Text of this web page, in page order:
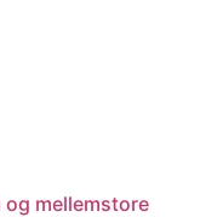
og mellemstore